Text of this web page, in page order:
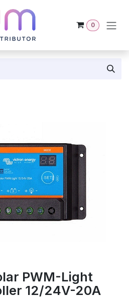
0
PWM-Light
12/24V-20A